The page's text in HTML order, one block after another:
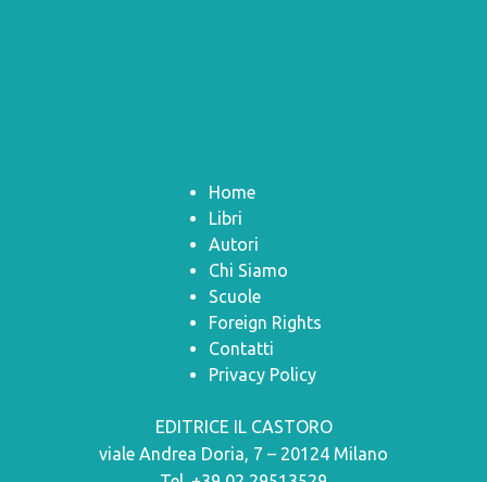
Home
Libri
Autori
Chi Siamo
Scuole
Foreign Rights
Contatti
Privacy Policy
EDITRICE IL CASTORO
viale Andrea Doria, 7 – 20124 Milano